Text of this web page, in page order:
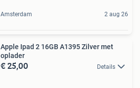
Amsterdam 2 aug 26
Apple Ipad 2 16GB A1395 Zilver met
oplader
€ 25,00 Details